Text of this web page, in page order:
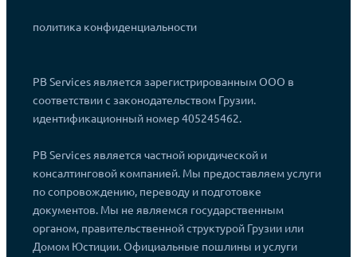
политика конфиденциальности
PB Services является зарегистрированным ООО в
соответствии с законодательством Грузии.
идентификационный номер 405245462.
PB Services является частной юридической и
консалтинговой компанией. Мы предоставляем услуги
по сопровождению, переводу и подготовке
документов. Мы не являемся государственным
органом, правительственной структурой Грузии или
Домом Юстиции. Официальные пошлины и услуги